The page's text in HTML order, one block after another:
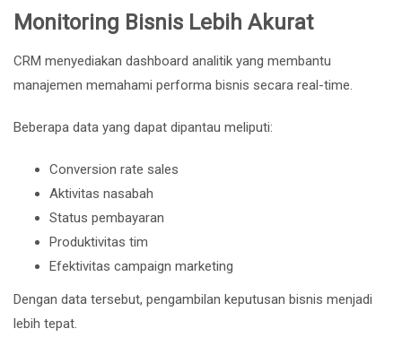
Monitoring Bisnis Lebih Akurat
CRM menyediakan dashboard analitik yang membantu
manajemen memahami performa bisnis secara real-time.
Beberapa data yang dapat dipantau meliputi:
Conversion rate sales
Aktivitas nasabah
Status pembayaran
Produktivitas tim
Efektivitas campaign marketing
Dengan data tersebut, pengambilan keputusan bisnis menjadi
lebih tepat.